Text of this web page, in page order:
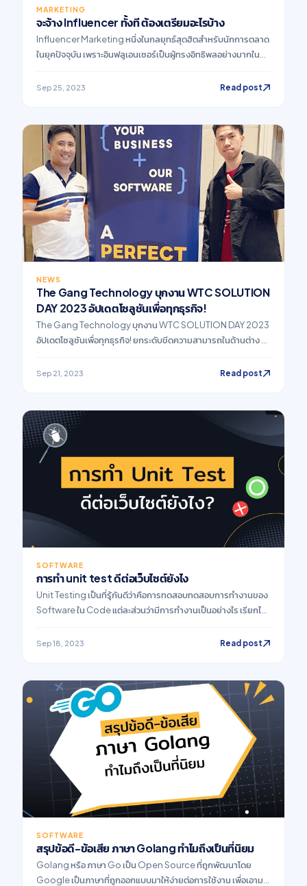
MARKETING
จะจ้าง Influencer ทั้งที ต้องเตรียมอะไรบ้าง
Influencer Marketing หนึ่งในกลยุทธ์สุดฮิตสำหรับนักการตลาด
ในยุคปัจจุบัน เพราะอินฟลูเอนเซอร์เป็นผู้ทรงอิทธิพลอย่างมากใน
สามารถในการพูดโน้มน้าวให้ผู้ติดตามคล้อยตามได้ง่าย
Sep 25, 2023 Read post
NEWS
The Gang Technology บุกงาน WTC SOLUTION
DAY 2023 อัปเดตโซลูชันเพื่อทุกธุรกิจ!
The Gang Technology บุกงาน WTC SOLUTION DAY 2023
อัปเดตโซลูชันเพื่อทุกธุรกิจ! ยกระดับขีดความสามารถในด้านต่าง ๆ
ระดับธุรกิจให้เติบโตได้อย่างมั่นคง
Sep 21, 2023 Read post
SOFTWARE
การทำ unit test ดีต่อเว็บไซต์ยังไง
Unit Testing เป็นที่รู้กันดีว่าคือการทดสอบทดสอบการทำงานของ
Software ใน Code แต่ละส่วนว่ามีการทำงานเป็นอย่างไร เรียกได้
โปรแกรมและเว็บไซต์ แต่วันนี้เราจะมาพูดถึงส่วนของเว็บไซต์กันว่า
Sep 18, 2023 Read post
SOFTWARE
สรุปข้อดี-ข้อเสีย ภาษา Golang ทำไมถึงเป็นที่นิยม
Golang หรือ ภาษา Go เป็น Open Source ที่ถูกพัฒนาโดย
Google เป็นภาษาที่ถูกออกแบบมาให้ง่ายต่อการใช้งาน เพื่อเอามา